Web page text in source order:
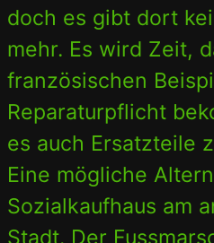
doch es gibt dort
mehr. Es wird Zeit,
französischen
Reparaturpflicht
es auch Ersatzteile
Eine mögliche
Sozialkaufhaus am
Stadt. Der